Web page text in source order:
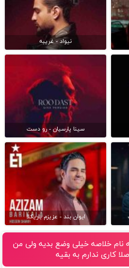
نیواد - غریبه
سینا پارسیان - رو دست
ایوان بند - عزیزم باریکلا
نام خلاصه خیلی وضع بدیه ولی من
کاری ندارم به بقیه